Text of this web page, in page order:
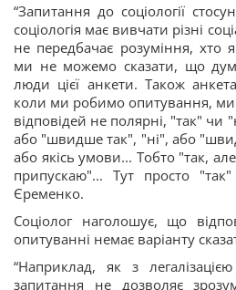
“Запитання до соціології
соціологія має вивчати різні
не передбачає розуміння, хто
ми не можемо сказати, що
люди цієї анкети. Також
коли ми робимо опитування, ми
відповідей не полярні, "так" чи
або "швидше так", "ні", або
або якісь умови... Тобто "так,
припускаю"... Тут просто
Єременко.
Соціолог наголошує, що
опитуванні немає варіанту
“Наприклад, як з
запитання не дозволяє